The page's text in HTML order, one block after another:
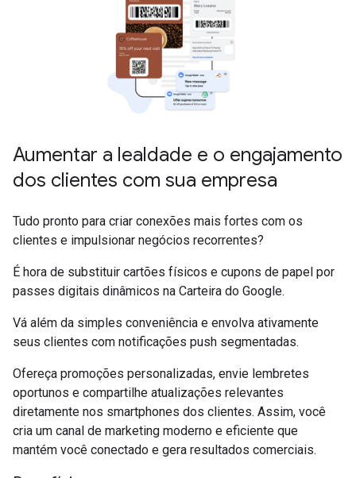
Aumentar a lealdade e o engajamento
dos clientes com sua empresa
Tudo pronto para criar conexões mais fortes com os
clientes e impulsionar negócios recorrentes?
É hora de substituir cartões físicos e cupons de papel por
passes digitais dinâmicos na Carteira do Google.
Vá além da simples conveniência e envolva ativamente
seus clientes com notificações push segmentadas.
Ofereça promoções personalizadas, envie lembretes
oportunos e compartilhe atualizações relevantes
diretamente nos smartphones dos clientes. Assim, você
cria um canal de marketing moderno e eficiente que
mantém você conectado e gera resultados comerciais.